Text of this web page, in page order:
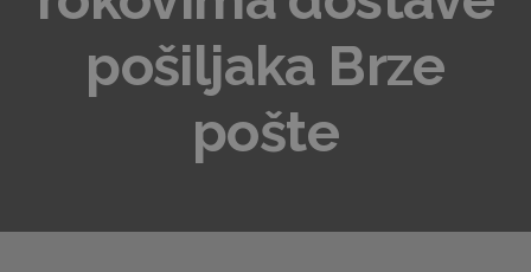
pošiljaka Brze
pošte